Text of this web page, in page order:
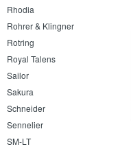
Rhodia
Rohrer & Klingner
Rotring
Royal Talens
Sailor
Sakura
Schneider
Sennelier
SM-LT